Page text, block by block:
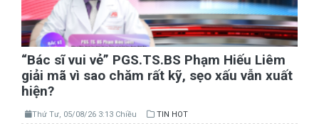
“Bác sĩ vui vẻ” PGS.TS.BS Phạm Hiếu Liêm
giải mã vì sao chăm rất kỹ, sẹo xấu vẫn xuất
hiện?
Thứ Tư, 05/08/26 3:13 Chiều TIN HOT